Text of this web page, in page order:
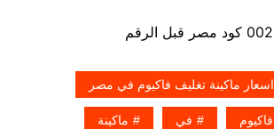
002 كود مصر قبل الرقم
اسعار ماكينة تغليف فاكيوم في مصر
فاكيوم في ماكينة